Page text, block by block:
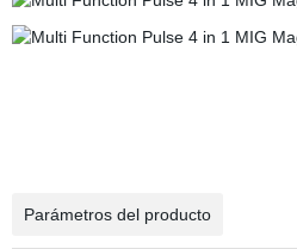
Parámetros del producto